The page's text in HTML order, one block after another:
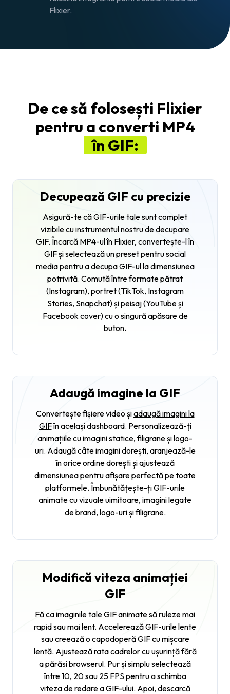
Flixier.
De ce să folosești Flixier
pentru a converti MP4
în GIF:
Decupează GIF cu precizie
Asigură-te că GIF-urile tale sunt complet
vizibile cu instrumentul nostru de decupare
GIF. Încarcă MP4-ul în Flixier, convertește-l în
GIF și selectează un preset pentru social
media pentru adecupa GIF-ulla dimensiunea
potrivită. Comută între formate pătrat
(Instagram), portret (TikTok, Instagram
Stories, Snapchat) și peisaj (YouTube și
Facebook cover) cu o singură apăsare de
buton.
Adaugă imagine la GIF
Convertește fișiere video șiadaugă imagini la
GIFîn același dashboard. Personalizează-ți
animațiile cu imagini statice, filigrane și logo-
uri. Adaugă câte imagini dorești, aranjează-le
în orice ordine dorești și ajustează
dimensiunea pentru afișare perfectă pe toate
platformele. Îmbunătățește-ți GIF-urile
animate cu vizuale uimitoare, imagini legate
de brand, logo-uri și filigrane.
Modifică viteza animației
GIF
Fă ca imaginile tale GIF animate să ruleze mai
rapid sau mai lent. Accelerează GIF-urile lente
sau creează o capodoperă GIF cu mișcare
lentă. Ajustează rata cadrelor cu ușurință fără
a părăsi browserul. Pur și simplu selectează
între 10, 20 sau 25 FPS pentru a schimba
viteza de redare a GIF-ului. Apoi, descarcă